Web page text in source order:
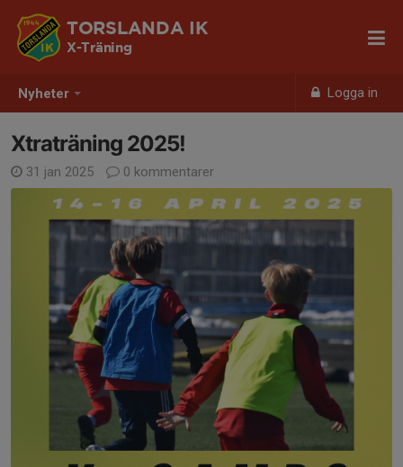
Nyheter Logga in
TORSLANDA IK
X-Träning
Xtraträning 2025!
31 jan 2025 0 kommentarer